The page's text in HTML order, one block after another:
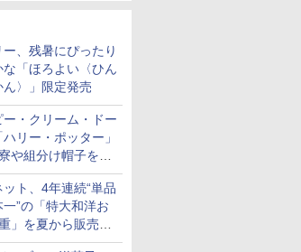
、残暑にぴったり
な「ほろよい〈ひん
ん〉」限定発売
ー・クリーム・ドー
リー・ポッター」
や組分け帽子をイ
たドーナツなど発売
ット、4年連続“単品
”の「特大和洋お
」を夏から販売。
越しそば付き